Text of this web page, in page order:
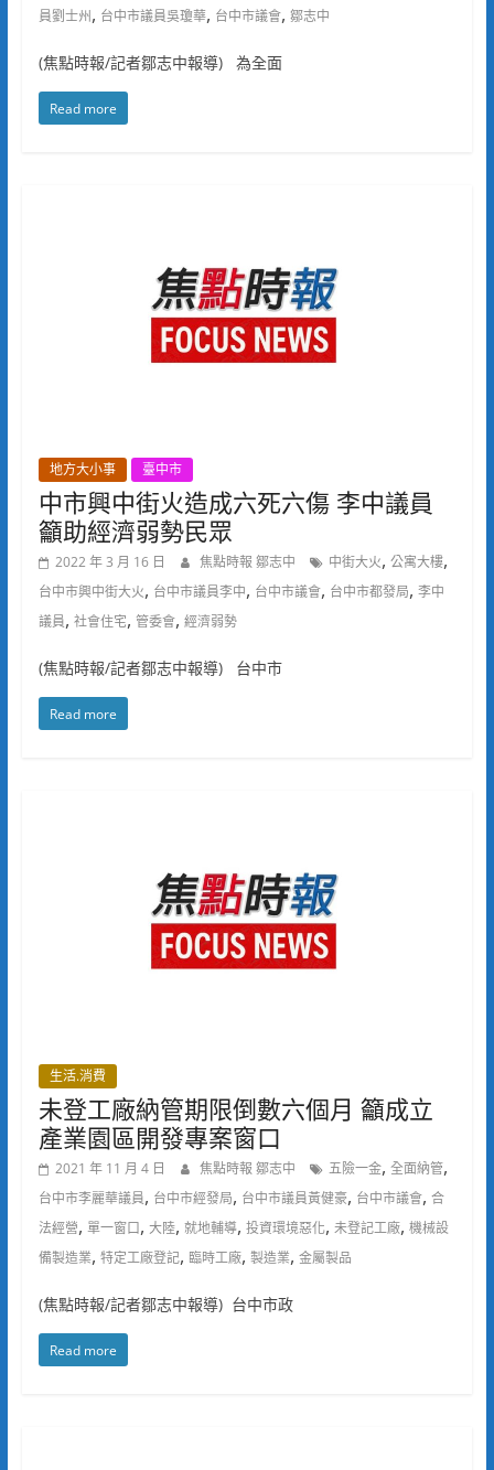
員劉士州, 台中市議員吳瓊華, 台中市議會, 鄒志中
(焦點時報/記者鄒志中報導) 為全面
Read more
地方大小事 臺中市
中市興中街火造成六死六傷 李中議員
籲助經濟弱勢民眾
2022 年 3 月 16 日 焦點時報 鄒志中 中街大火, 公寓大樓,
台中市興中街大火, 台中市議員李中, 台中市議會, 台中市都發局, 李中
議員, 社會住宅, 管委會, 經濟弱勢
(焦點時報/記者鄒志中報導) 台中市
Read more
生活.消費
未登工廠納管期限倒數六個月 籲成立
產業園區開發專案窗口
2021 年 11 月 4 日 焦點時報 鄒志中 五險一金, 全面納管,
台中市李麗華議員, 台中市經發局, 台中市議員黃健豪, 台中市議會, 合
法經營, 單一窗口, 大陸, 就地輔導, 投資環境惡化, 未登記工廠, 機械設
備製造業, 特定工廠登記, 臨時工廠, 製造業, 金屬製品
(焦點時報/記者鄒志中報導) 台中市政
Read more